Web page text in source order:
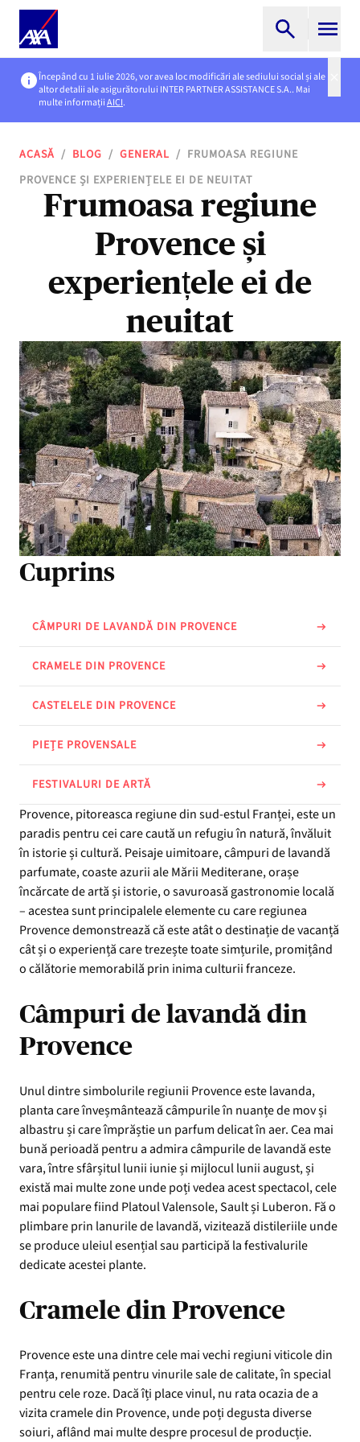
Începând cu 1 iulie 2026, vor avea loc modificări ale sediului social și ale
altor detalii ale asigurătorului INTER PARTNER ASSISTANCE S.A.. Mai
multe informațiiAICI.
ACASĂ / BLOG / GENERAL / FRUMOASA REGIUNE
PROVENCE ȘI EXPERIENȚELE EI DE NEUITAT
Frumoasa regiune
Provence și
experiențele ei de
neuitat
Cuprins
CÂMPURI DE LAVANDĂ DIN PROVENCE
CRAMELE DIN PROVENCE
CASTELELE DIN PROVENCE
PIEȚE PROVENSALE
FESTIVALURI DE ARTĂ
Provence, pitoreasca regiune din sud-estul Franței, este un
paradis pentru cei care caută un refugiu în natură, învăluit
în istorie și cultură. Peisaje uimitoare, câmpuri de lavandă
parfumate, coaste azurii ale Mării Mediterane, orașe
încărcate de artă și istorie, o savuroasă gastronomie locală
– acestea sunt principalele elemente cu care regiunea
Provence demonstrează că este atât o destinație de vacanță
cât și o experiență care trezește toate simțurile, promițând
o călătorie memorabilă prin inima culturii franceze.
Câmpuri de lavandă din
Provence
Unul dintre simbolurile regiunii Provence este lavanda,
planta care înveșmântează câmpurile în nuanțe de mov și
albastru și care împrăștie un parfum delicat în aer. Cea mai
bună perioadă pentru a admira câmpurile de lavandă este
vara, între sfârșitul lunii iunie și mijlocul lunii august, și
există mai multe zone unde poți vedea acest spectacol, cele
mai populare fiind Platoul Valensole, Sault și Luberon. Fă o
plimbare prin lanurile de lavandă, vizitează distileriile unde
se produce uleiul esențial sau participă la festivalurile
dedicate acestei plante.
Cramele din Provence
Provence este una dintre cele mai vechi regiuni viticole din
Franța, renumită pentru vinurile sale de calitate, în special
pentru cele roze. Dacă îți place vinul, nu rata ocazia de a
vizita cramele din Provence, unde poți degusta diverse
soiuri, aflând mai multe despre procesul de producție.